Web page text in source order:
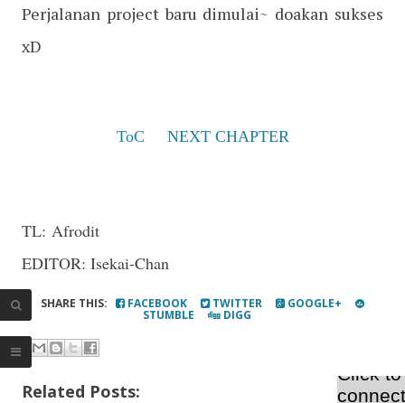
Perjalanan project baru dimulai~ doakan sukses
xD
ToC NEXT CHAPTER
TL: Afrodit
EDITOR: Isekai-Chan
SHARE THIS: FACEBOOK TWITTER GOOGLE+
STUMBLE DIGG
Related Posts: